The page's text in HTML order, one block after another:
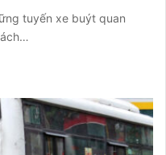
tuyến xe buýt quan